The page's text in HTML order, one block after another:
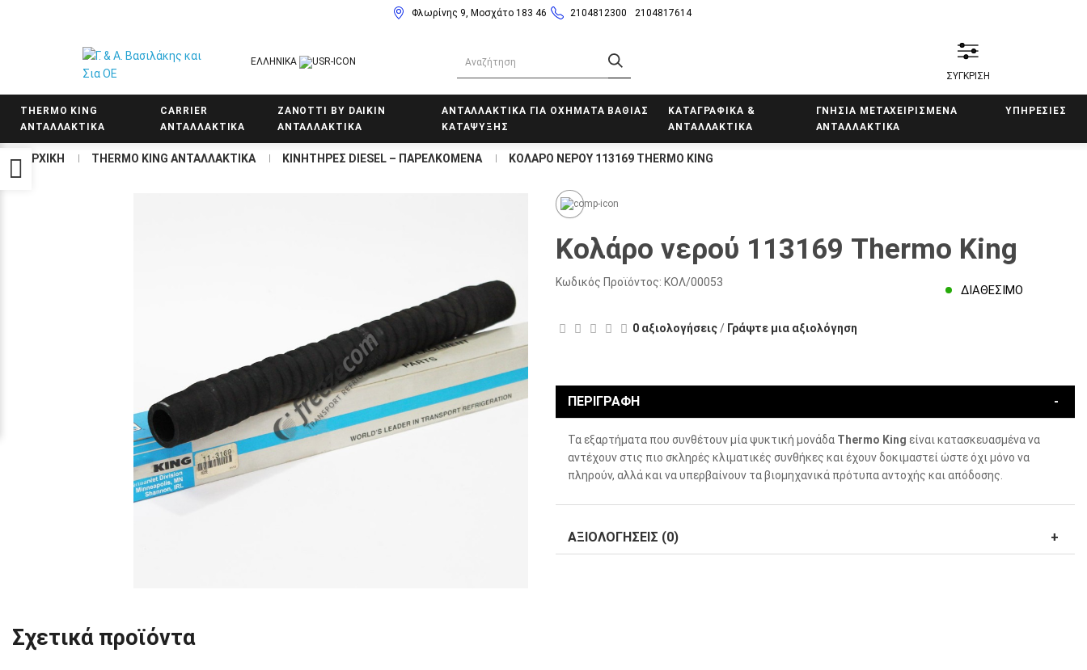
Φλωρίνης 9, Μοσχάτο 183 46 2104812300 2104817614
ΕΛΛΗΝΙΚΆ
ΣΥΓΚΡΙΣΗ
THERMO KING
ΑΝΤΑΛΛΑΚΤΙΚΑ
CARRIER
ΑΝΤΑΛΛΑΚΤΙΚΑ
ZANOTTI BY DAIKIN
ΑΝΤΑΛΛΑΚΤΙΚΑ
ΑΝΤΑΛΛΑΚΤΙΚΑ ΓΙΑ ΟΧΗΜΑΤΑ ΒΑΘΙΑΣ
ΚΑΤΑΨΥΞΗΣ
ΚΑΤΑΓΡΑΦΙΚΑ &
ΑΝΤΑΛΛΑΚΤΙΚΑ
ΓΝΗΣΙΑ ΜΕΤΑΧΕΙΡΙΣΜΕΝΑ
ΑΝΤΑΛΛΑΚΤΙΚΑ
ΥΠΗΡΕΣΊΕΣ
ΑΡΧΙΚΉ THERMO KING ΑΝΤΑΛΛΑΚΤΙΚΑ KΙΝΗΤΗΡΕΣ DIESEL – ΠΑΡΕΛΚΟΜΕΝΑ ΚΟΛΆΡΟ ΝΕΡΟΎ 113169 THERMO KING
Κολάρο νερού 113169 Thermo King
Κωδικός Προϊόντος: ΚΟΛ/00053
ΔΙΑΘΈΣΙΜΟ
0 αξιολογήσεις/ Γράψτε μια αξιολόγηση
ΠΕΡΙΓΡΑΦΉ
Τα εξαρτήματα που συνθέτουν μία ψυκτική μονάδα Thermo King είναι κατασκευασμένα να
αντέχουν στις πιο σκληρές κλιματικές συνθήκες και έχουν δοκιμαστεί ώστε όχι μόνο να
πληρούν, αλλά και να υπερβαίνουν τα βιομηχανικά πρότυπα αντοχής και απόδοσης.
ΑΞΙΟΛΟΓΉΣΕΙΣ (0)
Σχετικά προϊόντα
Προσβασιμότητα